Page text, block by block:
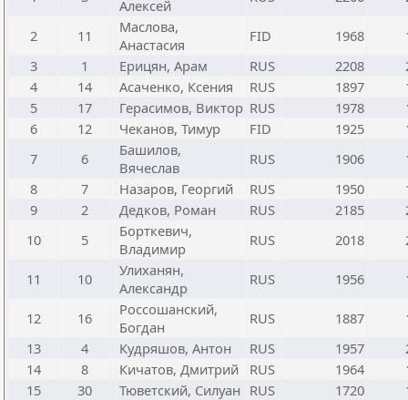
Алексей
2 11
Маслова,
Анастасия
FID 1968
3
1 Ерицян, Арам RUS 2208
4
14 Асаченко, Ксения RUS 1897
5
17 Герасимов, Виктор RUS 1978
6
12 Чеканов, Тимур FID 1925
7
6
Башилов,
Вячеслав
RUS 1906
8
7 Назаров, Георгий RUS 1950
9
2 Дедков, Роман RUS 2185
10
5
Борткевич,
Владимир
RUS 2018
11 10
Улиханян,
Александр
RUS 1956
12 16
Россошанский,
Богдан
RUS 1887
13
4 Кудряшов, Антон RUS 1957
14
8 Кичатов, Дмитрий RUS 1964
15
30 Тюветский, Силуан RUS 1720